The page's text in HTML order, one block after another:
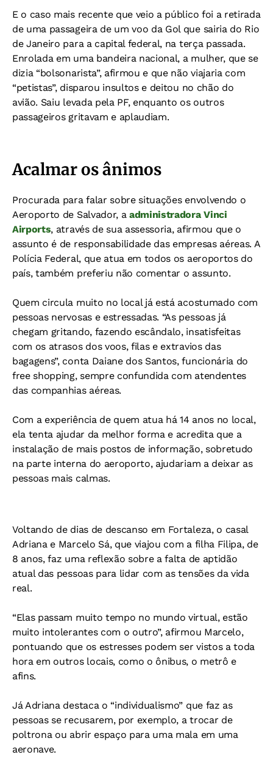
E o caso mais recente que veio a público foi a retirada
de uma passageira de um voo da Gol que sairia do Rio
de Janeiro para a capital federal, na terça passada.
Enrolada em uma bandeira nacional, a mulher, que se
dizia “bolsonarista”, afirmou e que não viajaria com
“petistas”, disparou insultos e deitou no chão do
avião. Saiu levada pela PF, enquanto os outros
passageiros gritavam e aplaudiam.
Acalmar os ânimos
Procurada para falar sobre situações envolvendo o
Aeroporto de Salvador, a administradora Vinci
Airports, através de sua assessoria, afirmou que o
assunto é de responsabilidade das empresas aéreas. A
Polícia Federal, que atua em todos os aeroportos do
país, também preferiu não comentar o assunto.
Quem circula muito no local já está acostumado com
pessoas nervosas e estressadas. “As pessoas já
chegam gritando, fazendo escândalo, insatisfeitas
com os atrasos dos voos, filas e extravios das
bagagens”, conta Daiane dos Santos, funcionária do
free shopping, sempre confundida com atendentes
das companhias aéreas.
Com a experiência de quem atua há 14 anos no local,
ela tenta ajudar da melhor forma e acredita que a
instalação de mais postos de informação, sobretudo
na parte interna do aeroporto, ajudariam a deixar as
pessoas mais calmas.
Voltando de dias de descanso em Fortaleza, o casal
Adriana e Marcelo Sá, que viajou com a filha Filipa, de
8 anos, faz uma reflexão sobre a falta de aptidão
atual das pessoas para lidar com as tensões da vida
real.
“Elas passam muito tempo no mundo virtual, estão
muito intolerantes com o outro”, afirmou Marcelo,
pontuando que os estresses podem ser vistos a toda
hora em outros locais, como o ônibus, o metrô e
afins.
Já Adriana destaca o “individualismo” que faz as
pessoas se recusarem, por exemplo, a trocar de
poltrona ou abrir espaço para uma mala em uma
aeronave.